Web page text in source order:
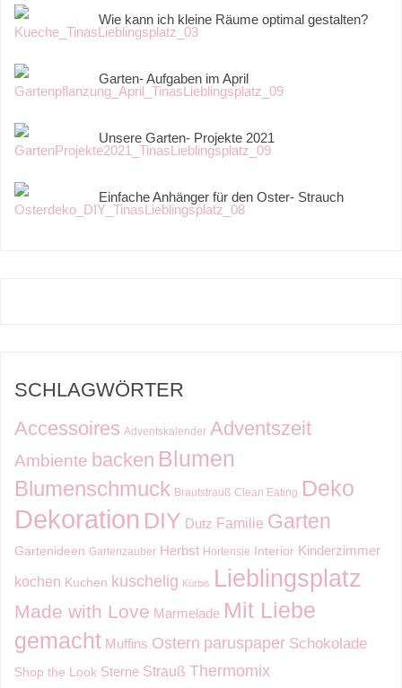
Wie kann ich kleine Räume optimal gestalten?
Garten- Aufgaben im April
Unsere Garten- Projekte 2021
Einfache Anhänger für den Oster- Strauch
SCHLAGWÖRTER
Accessoires Adventskalender Adventszeit
Ambiente backen Blumen
Blumenschmuck Brautstrauß Clean Eating Deko
Dekoration DIY Dutz Familie Garten
Gartenideen Gartenzauber Herbst Hortensie Interior Kinderzimmer
kochen Kuchen kuschelig Kürbis Lieblingsplatz
Made with Love Marmelade Mit Liebe
gemacht Muffins Ostern paruspaper Schokolade
Shop the Look Sterne Strauß Thermomix